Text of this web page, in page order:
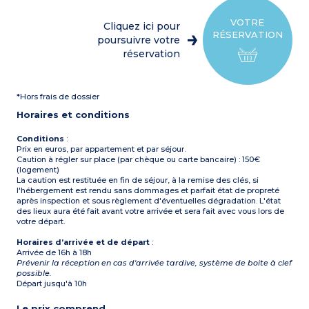
Terrasse avec salon de
jardin et 2 chaises longues
Capacité max. 8
électrique, bouilloire, lave-
1 chambre avec 1 lit double
2 WC séparés
salon de jardin et 2 chaises
Capacité max. 8
personnes
VOTRE
RÉSERVATION
Cliquez ici pour
poursuivre votre
réservation
*Hors frais de dossier
Horaires et conditions
Conditions :
Prix en euros, par appartement et par séjour.
Caution à régler sur place (par chèque ou carte bancaire) : 150€
(logement)
La caution est restituée en fin de séjour, à la remise des clés, si
l'hébergement est rendu sans dommages et parfait état de propreté
après inspection et sous règlement d'éventuelles dégradation. L'état
des lieux aura été fait avant votre arrivée et sera fait avec vous lors de
votre départ.
Horaires d’arrivée et de départ :
Arrivée de 16h à 18h
Prévenir la réception en cas d'arrivée tardive, système de boite à clef
possible.
Départ jusqu'à 10h